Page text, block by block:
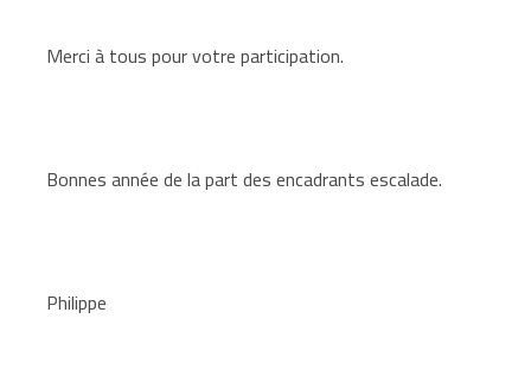
Merci à tous pour votre participation.
Bonnes année de la part des encadrants escalade.
Philippe